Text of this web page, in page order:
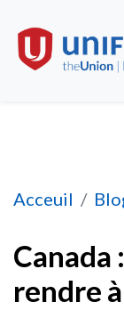
Acceuil
Canada :
Canada
rendre